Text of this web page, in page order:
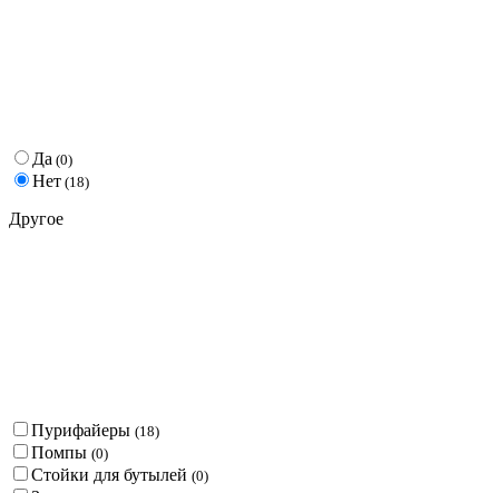
Да (0)
Нет (18)
Другое
Пурифайеры (18)
Помпы (0)
Стойки для бутылей (0)